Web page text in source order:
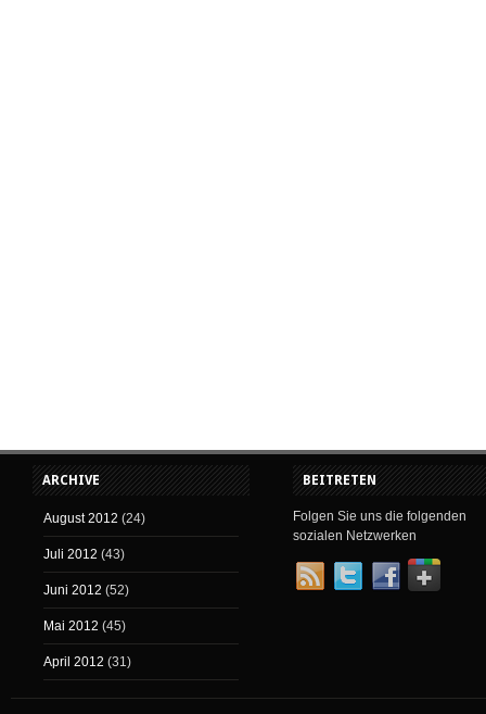
ARCHIVE
August 2012 (24)
Juli 2012 (43)
Juni 2012 (52)
Mai 2012 (45)
April 2012 (31)
BEITRETEN
Folgen Sie uns die folgenden
sozialen Netzwerken